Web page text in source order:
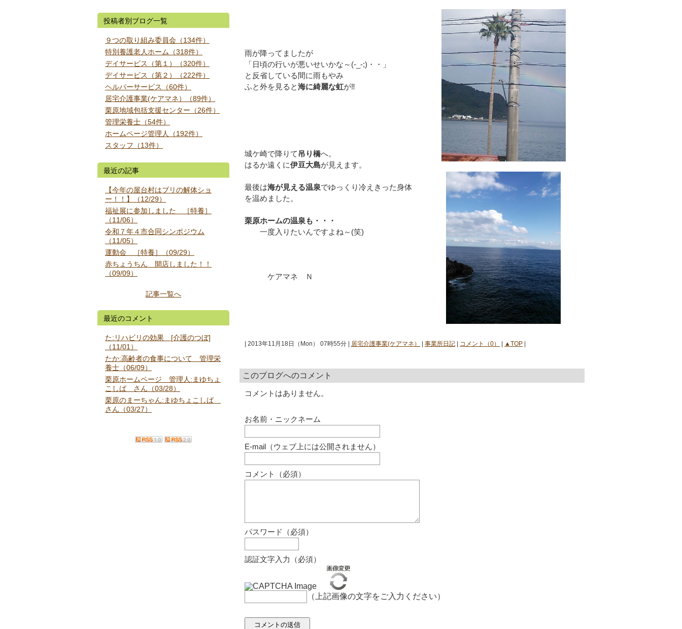
雨が降ってましたが
「日頃の行いが悪いせいかな～(-_-;)・・」
と反省している間に雨もやみ
ふと外を見ると海に綺麗な虹が‼
城ケ崎で降りて吊り橋へ。
はるか遠くに伊豆大島が見えます。
最後は海が見える温泉でゆっくり冷えきった身体
を温めました。
栗原ホームの温泉も・・・
一度入りたいんですよね～(笑)
ケアマネ Ｎ
| 2013年11月18日（Mon） 07時55分 | 居宅介護事業(ケアマネ） 事業所日記 コメント（0） ▲TOP
このブログへのコメント
コメントはありません。
お名前・ニックネーム
E-mail（ウェブ上には公開されません）
コメント（必須）
パスワード（必須）
認証文字入力（必須）
（上記画像の文字をご入力ください）
投稿者別ブログ一覧
９つの取り組み委員会（134件）
特別養護老人ホーム（318件）
デイサービス（第１）（320件）
デイサービス（第２）（222件）
ヘルパーサービス（60件）
居宅介護事業(ケアマネ）（89件）
栗原地域包括支援センター（26件）
管理栄養士（54件）
ホームページ管理人（192件）
スタッフ（13件）
最近の記事
【今年の屋台村はブリの解体ショ
ー！！】（12/29）
福祉展に参加しました ［特養］
（11/06）
令和７年４市合同シンポジウム
（11/05）
運動会 ［特養］（09/29）
赤ちょうちん 開店しました！！
（09/09）
記事一覧へ
最近のコメント
た:リハビリの効果 [介護のつぼ]
（11/01）
たか:高齢者の食事について 管理栄
養士（06/09）
栗原ホームページ 管理人:まゆちょ
こしば さん（03/28）
栗原のまーちゃん:まゆちょこしば
さん（03/27）